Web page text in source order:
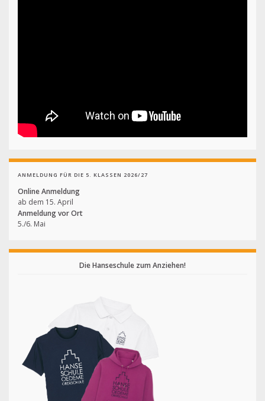
ANMELDUNG FÜR DIE 5. KLASSEN 2026/27
Online Anmeldung
ab dem 15. April
Anmeldung vor Ort
5./6. Mai
Die Hanseschule zum Anziehen!